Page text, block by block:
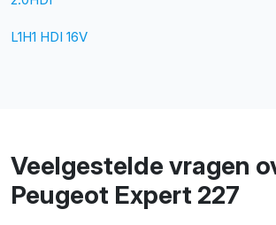
L1H1 HDI 16V
Veelgestelde vragen
Peugeot Expert 227